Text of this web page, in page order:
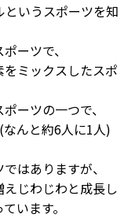
というスポーツを知
ーツで、
ミックスしたスポ
ーツの一つで、
んと約6人に1人)
はありますが、
じわじわと成長し
います。